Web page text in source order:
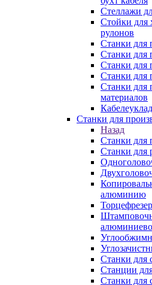
Стеллажи
Стойки для
рулонов
Станки для
Станки для
Станки для
Станки для
Станки для
материалов
Станки для
Назад
Станки для
Станки для
алюминию
Станки для
Станции
Станки для